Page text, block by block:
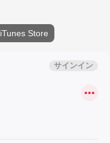
iTunes Store